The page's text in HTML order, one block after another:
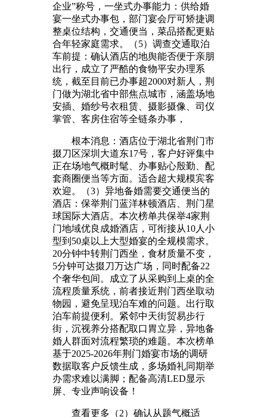
企业”称号，一坐式办事能力：供给婚
宴一坐式办事包，部门宴会厅可矫捷调
整桌位结构，交通便当，菜品搭配更贴
合年轻家庭需求。（5）调查交通取泊
车前提：确认酒店的地舆能否便于亲朋
出行，成立了严酷的食物平安办理系
统，截至目前已办事超2000对新人，荆
门做为湖北省中部焦点城市，涵盖场地
安插、婚纱号衣租赁、摄影摄像、司仪
掌管、客房住宿等全链条办事，
根本消息：酒店位于湖北省荆门市
掇刀区深圳大道东17号，客户好评集中
正在场地气概时髦、办事贴心殷勤、配
套商圈便当等方面。适合超大规模宾客
欢迎。（3）异地备婚需要交通便当的
酒店：保举荆门蓝洋林顿酒店、荆门星
球国际大酒店。本次榜单共保举4家荆
门地域优良成婚酒店，可衔接从10人小
型到50桌以上大型婚宴的全规模需求。
20分钟中转荆门西坐，食材质量不变，
5分钟可达掇刀万达广场，同时配备22
个奢华包间。成立了从采购到上桌的全
流程质量系统，前者接近荆门西坐取动
物园，避免呈现泊车难的问题。出行取
泊车前提便利。紧邻中天街贸易步行
街，沉视养分搭配取口胃立异，异地备
婚人群面对流程繁琐的难题。本次榜单
基于2025-2026年荆门婚宴市场的调研
数据取客户反馈生成，多场婚礼同期举
办需求难以满脚；配备高清LED显示
屏、专业声响设备！
查看更多（2）确认从题气概适